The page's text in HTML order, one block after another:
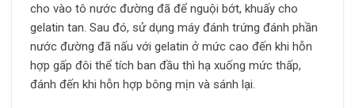
cho vào tô nước đường đã để nguội bớt, khuấy cho
gelatin tan. Sau đó, sử dụng máy đánh trứng đánh phần
nước đường đã nấu với gelatin ở mức cao đến khi hỗn
hợp gấp đôi thể tích ban đầu thì hạ xuống mức thấp,
đánh đến khi hỗn hợp bông mịn và sánh lại.